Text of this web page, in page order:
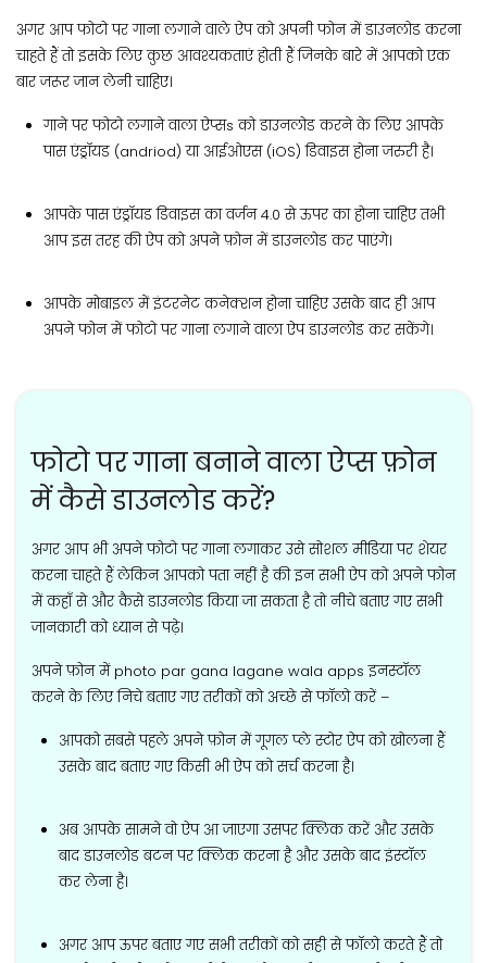
अगर आप फोटो पर गाना लगाने वाले ऐप को अपनी फोन में डाउनलोड करना
चाहते हैं तो इसके लिए कुछ आवश्यकताएं होती हैं जिनके बारे में आपको एक
बार जरूर जान लेनी चाहिए।
गाने पर फोटो लगाने वाला ऐप्सs को डाउनलोड करने के लिए आपके
पास एंड्रॉयड (andriod) या आईओएस (iOS) डिवाइस होना जरुरी है।
आपके पास एंड्रॉयड डिवाइस का वर्जन 4.0 से ऊपर का होना चाहिए तभी
आप इस तरह की ऐप को अपने फ़ोन में डाउनलोड कर पाएंगे।
आपके मोबाइल में इंटरनेट कनेक्शन होना चाहिए उसके बाद ही आप
अपने फोन में फोटो पर गाना लगाने वाला ऐप डाउनलोड कर सकेंगे।
फोटो पर गाना बनाने वाला ऐप्स फ़ोन
में कैसे डाउनलोड करें?
अगर आप भी अपने फोटो पर गाना लगाकर उसे सोशल मीडिया पर शेयर
करना चाहते हैं लेकिन आपको पता नहीं है की इन सभी ऐप को अपने फोन
में कहाँ से और कैसे डाउनलोड किया जा सकता है तो नीचे बताए गए सभी
जानकारी को ध्यान से पढ़े।
अपने फ़ोन में photo par gana lagane wala apps इनस्टॉल
करने के लिए निचे बताए गए तरीकों को अच्छे से फॉलो करें –
आपको सबसे पहले अपने फ़ोन में गूगल प्ले स्टोर ऐप को खोलना हैं
उसके बाद बताए गए किसी भी ऐप को सर्च करना है।
अब आपके सामने वो ऐप आ जाएगा उसपर क्लिक करें और उसके
बाद डाउनलोड बटन पर क्लिक करना है और उसके बाद इंस्टॉल
कर लेना है।
अगर आप ऊपर बताए गए सभी तरीकों को सही से फॉलो करते हैं तो